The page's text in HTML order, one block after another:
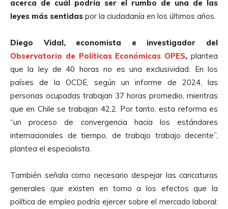
acerca de cuál podría ser el rumbo de una de las
leyes más sentidas por la ciudadanía en los últimos años.
Diego Vidal, economista e investigador del
Observatorio de Políticas Económicas OPES, plantea
que la ley de 40 horas no es una exclusividad. En los
países de la OCDE, según un informe de 2024, las
personas ocupadas trabajan 37 horas promedio, mientras
que en Chile se trabajan 42,2. Por tanto, esta reforma es
“un proceso de convergencia hacia los estándares
internacionales de tiempo, de trabajo trabajo decente”,
plantea el especialista.
También señala como necesario despejar las caricaturas
generales que existen en torno a los efectos que la
política de empleo podría ejercer sobre el mercado laboral: